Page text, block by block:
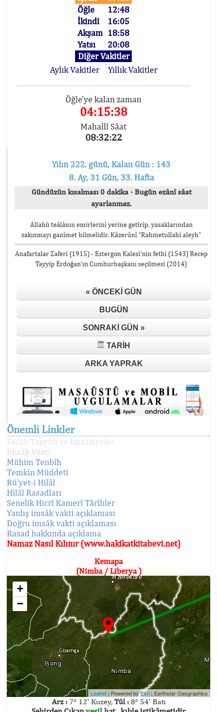
Öğle
12:48
İkindi
16:05
Akşam 18:58
Yatsı
20:08
Diğer Vakitler
Aylık Vakitler
Yıllık Vakitler
Öğle'ye kalan zaman
04:15:38
Mahallî Sâat
08:32:22
Yılın 222. günü, Kalan Gün : 143
8. Ay, 31 Gün, 33. Hafta
Gündüzün kısalması 0 dakika - Bugün ezânî sâat
ayarlanmaz.
Allahü teâlânın emirlerini yerine getirip, yasaklarından
sakınmayı ganîmet bilmelidir. Kâzerûnî “Rahmetullahi aleyh”
Anafartalar Zaferi (1915) - Estergon Kalesi’nin fethi (1543) Recep
Tayyip Erdoğan’ın Cumhurbaşkanı seçilmesi (2014)
« ÖNCEKI GÜN
BUGÜN
SONRAKI GÜN »
TARIH
ARKA YAPRAK
Önemli Linkler
Farklı Takvim ve İmsâkiyeler
İmsâk Vakti
Mühim Tenbîh
Temkin Müddeti
Rü'yet-i Hilâl
Hilâl Rasadları
Senelik Hicrî Kamerî Târîhler
Yanlış imsâk vakti açıklaması
Doğru imsâk vakti açıklaması
Rasad hakkında açıklama
Namaz Nasıl Kılınır (www.hakikatkitabevi.net)
Kemapa
(Nimba / Liberya )
+
−
Leaflet | Powered byEsri | Earthstar Geographics
Arz :7° 12' Kuzey, Tûl :8° 54' Batı